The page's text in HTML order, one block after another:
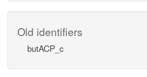
Old identifiers
butACP_c